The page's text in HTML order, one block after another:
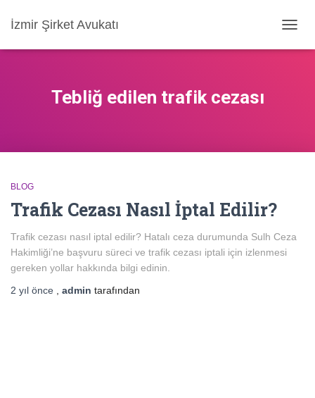
İzmir Şirket Avukatı
AÇ/
Tebliğ edilen trafik cezası
BLOG
Trafik Cezası Nasıl İptal Edilir?
Trafik cezası nasıl iptal edilir? Hatalı ceza durumunda Sulh Ceza
Hakimliği’ne başvuru süreci ve trafik cezası iptali için izlenmesi
gereken yollar hakkında bilgi edinin.
2 yıl önce admin tarafından